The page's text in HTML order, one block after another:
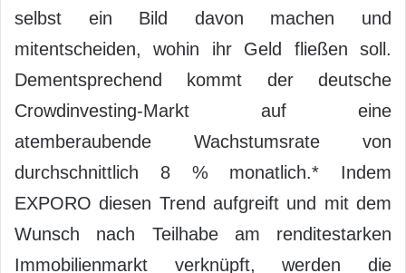
selbst ein Bild davon machen und
mitentscheiden, wohin ihr Geld fließen soll.
Dementsprechend kommt der deutsche
Crowdinvesting-Markt auf eine
atemberaubende Wachstumsrate von
durchschnittlich 8 % monatlich.* Indem
EXPORO diesen Trend aufgreift und mit dem
Wunsch nach Teilhabe am renditestarken
Immobilienmarkt verknüpft, werden die